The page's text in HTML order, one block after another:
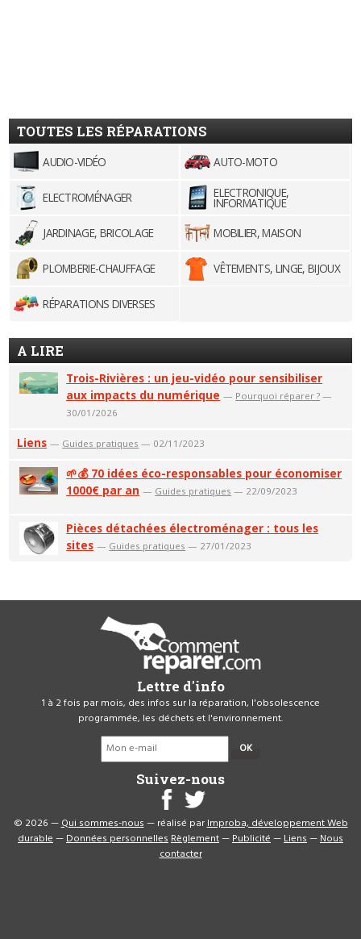
TOUTES LES RÉPARATIONS
AUDIO-VIDÉO AUTO-MOTO
ELECTROMÉNAGER ELECTRONIQUE,
INFORMATIQUE
JARDINAGE, BRICOLAGE
MOBILIER, MAISON
PLOMBERIE-CHAUFFAGE VÊTEMENTS, LINGE, BIJOUX
RÉPARATIONS DIVERSES
A LIRE
Trois-Rivières : un jeu-vidéo pour sensibiliser
aux impacts du numérique — Pourquoi réparer ? —
30/01/2026
Liens — Guides pratiques — 02/11/2023
🌱💰 70 idées éco-responsables pour économiser
1000€ par an — Guides pratiques — 22/09/2023
Pièces détachées électroménager : tous les
sites — Guides pratiques — 27/01/2023
Lettre d'info
1 à 2 fois par mois, des infos sur la réparation, l'obsolescence
programmée, les déchets et l'environnement.
OK
Suivez-nous
© 2026 —Qui sommes-nous— réalisé parImproba, développement Web
durable—Données personnellesRèglement—Publicité—Liens—Nous
contacter